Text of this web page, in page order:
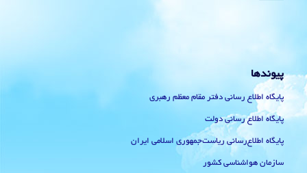
پیوندها
پایگاه اطلاع رسانی دفتر مقام معظم رهبری
پایگاه اطلاع رسانی دولت
پایگاه اطلاع‌رسانی ریاست‌جمهوری اسلامی ایران
سازمان هواشناسی کشور